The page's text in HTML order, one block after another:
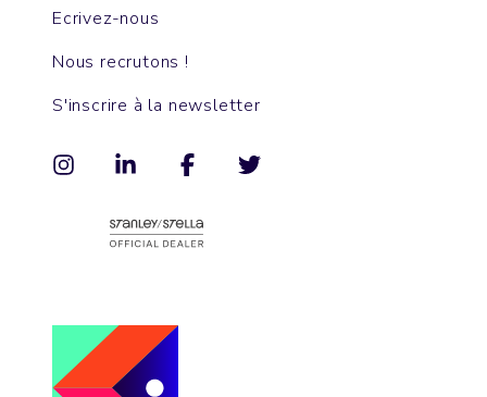
Ecrivez-nous
Nous recrutons !
S'inscrire à la newsletter